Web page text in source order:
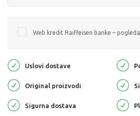
Web kredit Raiffeisen banke –
Uslovi dostave
Original proizvodi
Sigurna dostava